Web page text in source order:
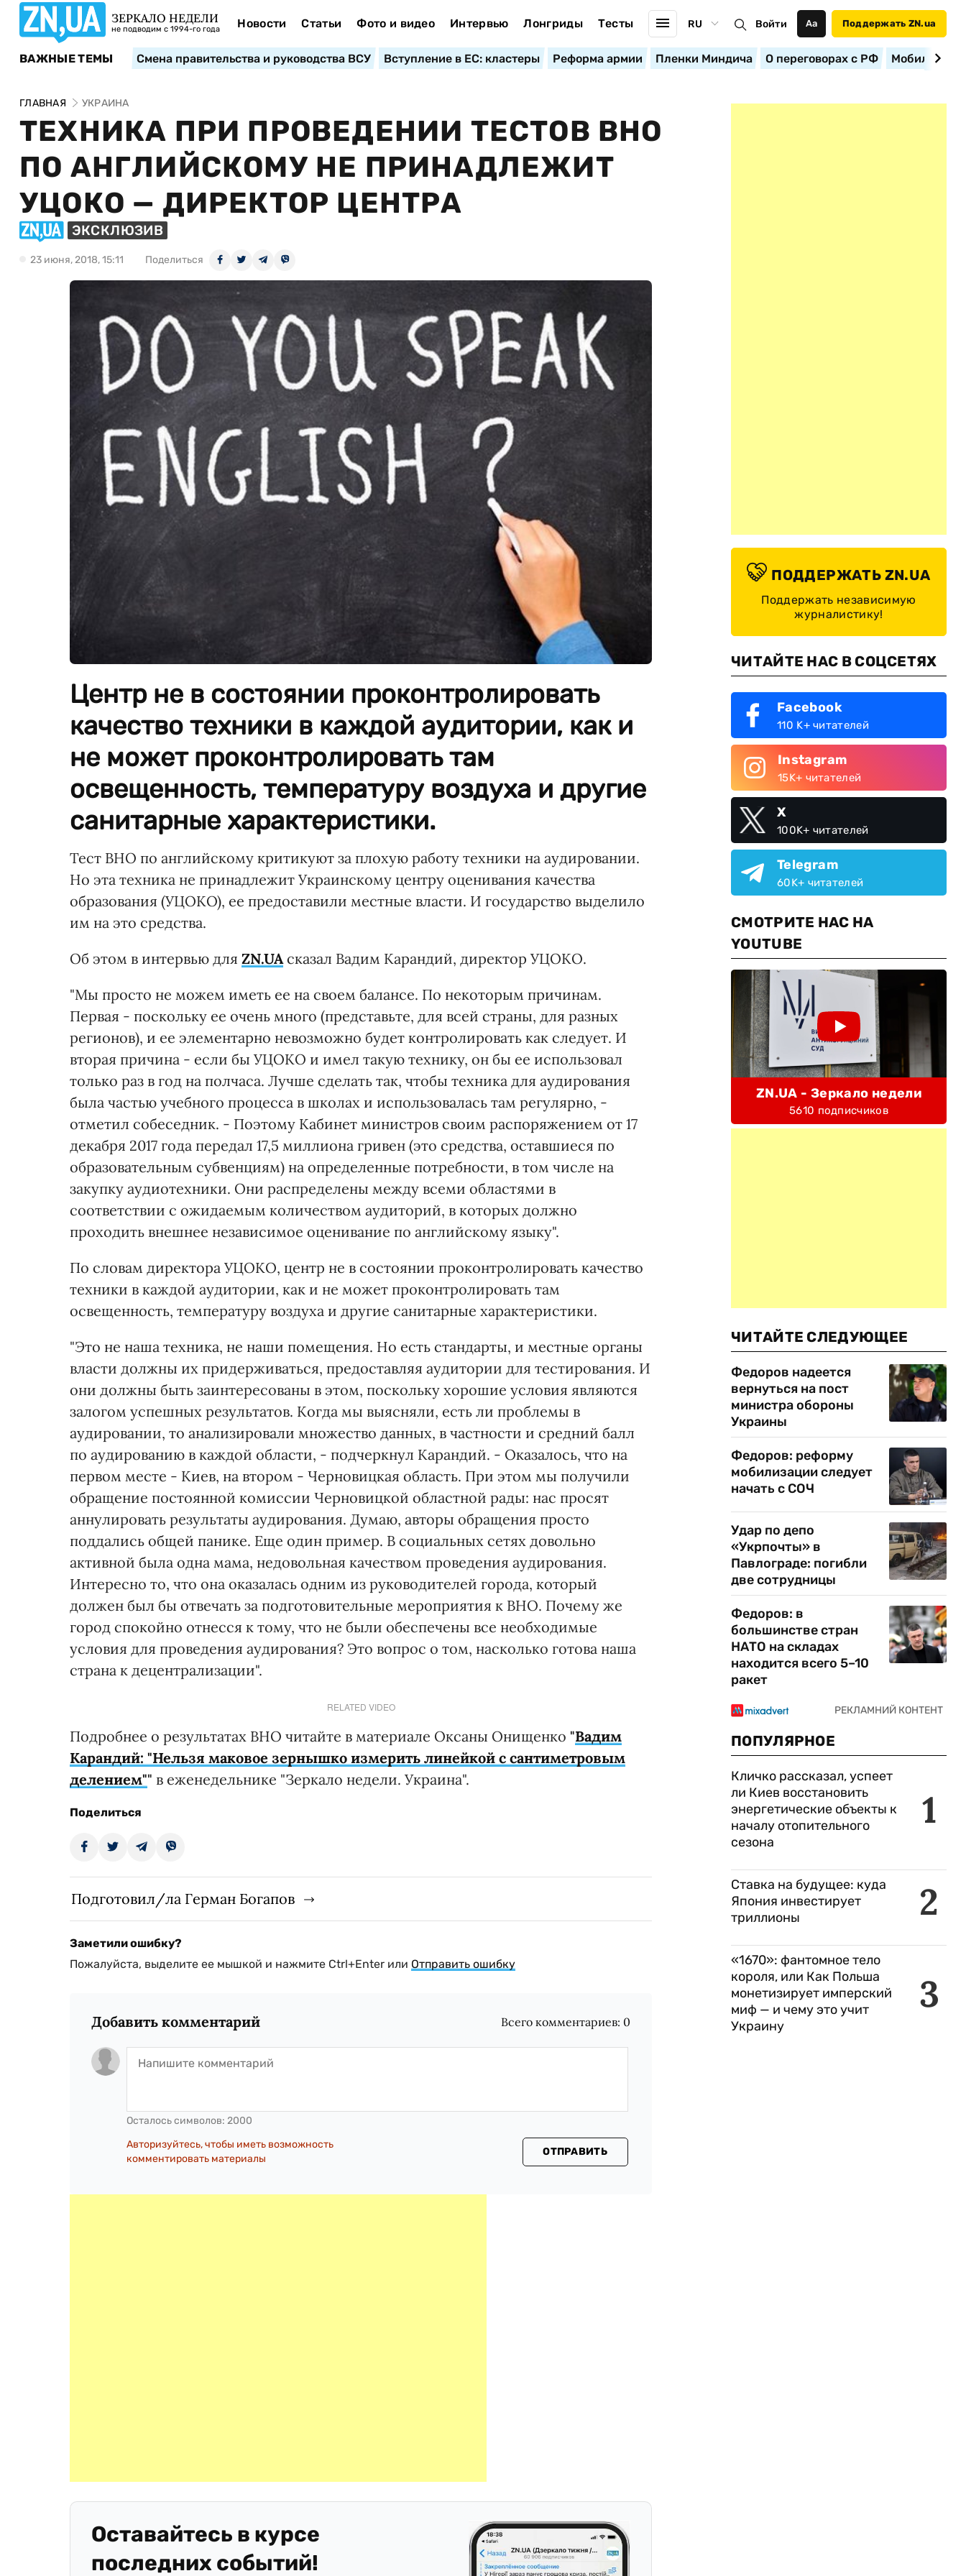
ЗЕРКАЛО НЕДЕЛИ
не подводим с 1994-го года Новости Статьи Фото и видео Интервью Лонгриды Тесты RU Войти Аа Поддержать ZN.ua
ВАЖНЫЕ ТЕМЫ Смена правительства и руководства ВСУ Вступление в ЕС: кластеры Реформа армии Пленки Миндича О переговорах с РФ
ГЛАВНАЯ УКРАИНА
ТЕХНИКА ПРИ ПРОВЕДЕНИИ ТЕСТОВ ВНО
ПО АНГЛИЙСКОМУ НЕ ПРИНАДЛЕЖИТ
УЦОКО — ДИРЕКТОР ЦЕНТРА
ЭКСКЛЮЗИВ
23 июня, 2018, 15:11 Поделиться
Центр не в состоянии проконтролировать
качество техники в каждой аудитории, как и
не может проконтролировать там
освещенность, температуру воздуха и другие
санитарные характеристики.
Тест ВНО по английскому критикуют за плохую работу техники на аудировании.
Но эта техника не принадлежит Украинскому центру оценивания качества
образования (УЦОКО), ее предоставили местные власти. И государство выделило
им на это средства.
Об этом в интервью для ZN.UAсказал Вадим Карандий, директор УЦОКО.
"Мы просто не можем иметь ее на своем балансе. По некоторым причинам.
Первая - поскольку ее очень много (представьте, для всей страны, для разных
регионов), и ее элементарно невозможно будет контролировать как следует. И
вторая причина - если бы УЦОКО и имел такую технику, он бы ее использовал
только раз в год на полчаса. Лучше сделать так, чтобы техника для аудирования
была частью учебного процесса в школах и использовалась там регулярно, -
отметил собеседник. - Поэтому Кабинет министров своим распоряжением от 17
декабря 2017 года передал 17,5 миллиона гривен (это средства, оставшиеся по
образовательным субвенциям) на определенные потребности, в том числе на
закупку аудиотехники. Они распределены между всеми областями в
соответствии с ожидаемым количеством аудиторий, в которых должно
проходить внешнее независимое оценивание по английскому языку".
По словам директора УЦОКО, центр не в состоянии проконтролировать качество
техники в каждой аудитории, как и не может проконтролировать там
освещенность, температуру воздуха и другие санитарные характеристики.
"Это не наша техника, не наши помещения. Но есть стандарты, и местные органы
власти должны их придерживаться, предоставляя аудитории для тестирования. И
они должны быть заинтересованы в этом, поскольку хорошие условия являются
залогом успешных результатов. Когда мы выясняли, есть ли проблемы в
аудировании, то анализировали множество данных, в частности и средний балл
по аудированию в каждой области, - подчеркнул Карандий. - Оказалось, что на
первом месте - Киев, на втором - Черновицкая область. При этом мы получили
обращение постоянной комиссии Черновицкой областной рады: нас просят
аннулировать результаты аудирования. Думаю, авторы обращения просто
поддались общей панике. Еще один пример. В социальных сетях довольно
активной была одна мама, недовольная качеством проведения аудирования.
Интересно то, что она оказалась одним из руководителей города, который
должен был бы отвечать за подготовительные мероприятия к ВНО. Почему же
город спокойно отнесся к тому, что не были обеспечены все необходимые
условия для проведения аудирования? Это вопрос о том, насколько готова наша
страна к децентрализации".
RELATED VIDEO
Подробнее о результатах ВНО читайте в материале Оксаны Онищенко "Вадим
Карандий: "Нельзя маковое зернышко измерить линейкой с сантиметровым
делением"" в еженедельнике "Зеркало недели. Украина".
Поделиться
Подготовил/ла Герман Богапов
Заметили ошибку?
Пожалуйста, выделите ее мышкой и нажмите Ctrl+Enter или Отправить ошибку
Добавить комментарий Всего комментариев: 0
Осталось символов: 2000
Авторизуйтесь, чтобы иметь возможность
комментировать материалы
ОТПРАВИТЬ
Оставайтесь в курсе
последних событий!
ПОДДЕРЖАТЬ ZN.UA
Поддержать независимую
журналистику!
ЧИТАЙТЕ НАС В СОЦСЕТЯХ
Facebook
110 K+ читателей
Instagram
15K+ читателей
X
100K+ читателей
Telegram
60K+ читателей
СМОТРИТЕ НАС НА
YOUTUBE
ZN.UA - Зеркало недели
5610 подписчиков
ЧИТАЙТЕ СЛЕДУЮЩЕЕ
Федоров надеется
вернуться на пост
министра обороны
Украины
Федоров: реформу
мобилизации следует
начать с СОЧ
Удар по депо
«Укрпочты» в
Павлограде: погибли
две сотрудницы
Федоров: в
большинстве стран
НАТО на складах
находится всего 5–10
ракет
ПОПУЛЯРНОЕ
1
Кличко рассказал, успеет
ли Киев восстановить
энергетические объекты к
началу отопительного
сезона
2
Ставка на будущее: куда
Япония инвестирует
триллионы
3
«1670»: фантомное тело
короля, или Как Польша
монетизирует имперский
миф — и чему это учит
Украину